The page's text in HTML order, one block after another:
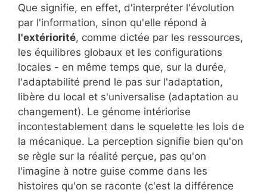
Que signifie, en effet, d'interpréter l'évolution
par l'information, sinon qu'elle répond à
l'extériorité, comme dictée par les ressources,
les équilibres globaux et les configurations
locales - en même temps que, sur la durée,
l'adaptabilité prend le pas sur l'adaptation,
libère du local et s'universalise (adaptation au
changement). Le génome intériorise
incontestablement dans le squelette les lois de
la mécanique. La perception signifie bien qu'on
se règle sur la réalité perçue, pas qu'on
l'imagine à notre guise comme dans les
histoires qu'on se raconte (c'est la différence